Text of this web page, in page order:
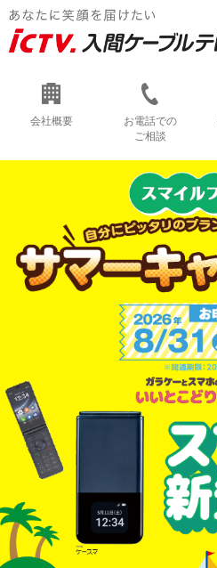
会社概要
お電話での
ご相談